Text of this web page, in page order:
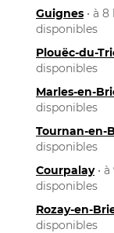
Guignes • à
disponibles
Plouëc-du-
disponibles
Marles-en-
disponibles
Tournan-en-
disponibles
Courpalay• à
disponibles
Rozay-en-
disponibles